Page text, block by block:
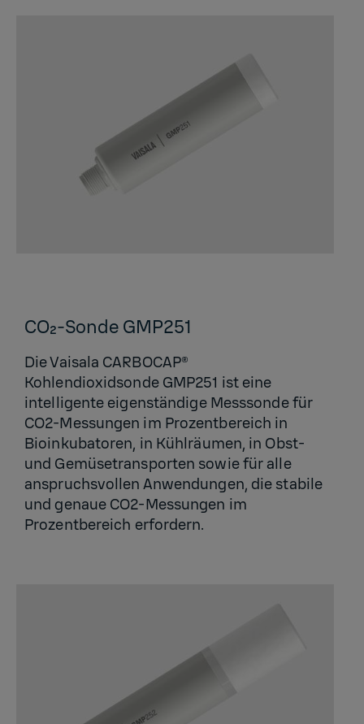
CO₂-Sonde GMP251
Die Vaisala CARBOCAP®
Kohlendioxidsonde GMP251 ist eine
intelligente eigenständige Messsonde für
CO2-Messungen im Prozentbereich in
Bioinkubatoren, in Kühlräumen, in Obst-
und Gemüsetransporten sowie für alle
anspruchsvollen Anwendungen, die stabile
und genaue CO2-Messungen im
Prozentbereich erfordern.